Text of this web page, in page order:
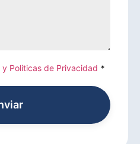
y Politicas de Privacidad *